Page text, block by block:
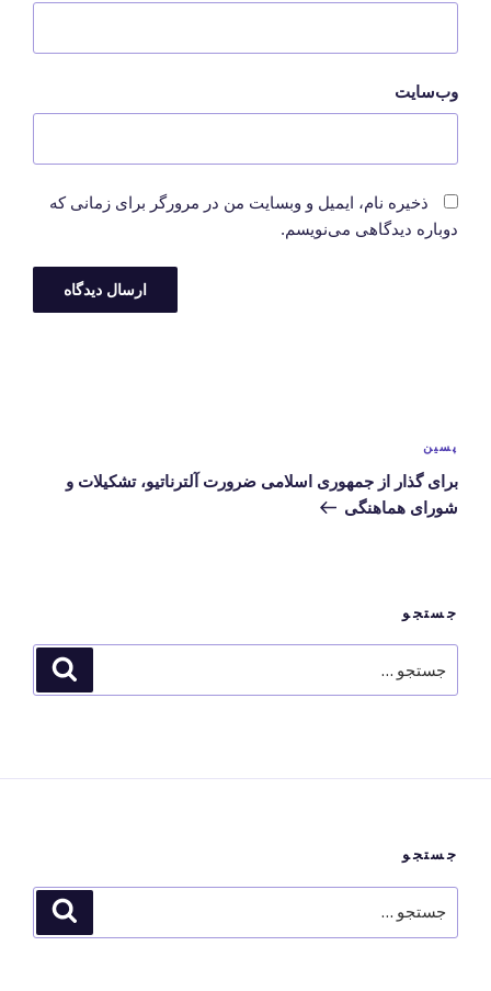
وب‌سایت
ذخیره نام، ایمیل و وبسایت من در مرورگر برای زمانی که
دوباره دیدگاهی می‌نویسم.
نوشته‌ها
نوشته‌ی
بعدی
پسین
برای گذار از جمهوری اسلامی ضرورت آلترناتیو، تشکیلات و
شورای هماهنگی
جستجو
برای
جستجو
جستجو
برای
جستجو